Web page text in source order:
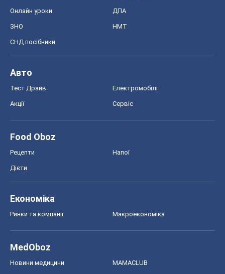
Онлайн уроки ДПА
ЗНО НМТ
СНД посібники
Авто
Тест Драйв Електромобілі
Акції Сервіс
Food Oboz
Рецепти Напої
Дієти
Економіка
Ринки та компанії Макроекономіка
MedOboz
Новини медицини MAMACLUB